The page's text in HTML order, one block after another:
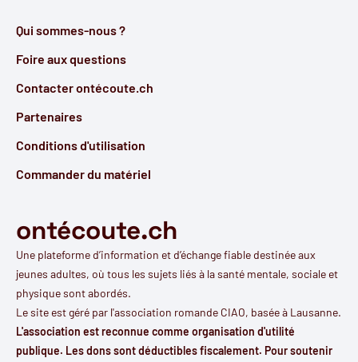
Qui sommes-nous ?
Foire aux questions
Contacter ontécoute.ch
Partenaires
Conditions d'utilisation
Commander du matériel
ontécoute.ch
Une plateforme d’information et d’échange fiable destinée aux
jeunes adultes, où tous les sujets liés à la santé mentale, sociale et
physique sont abordés.
Le site est géré par l'association romande CIAO, basée à Lausanne.
L'association est reconnue comme organisation d'utilité
publique. Les dons sont déductibles fiscalement. Pour soutenir